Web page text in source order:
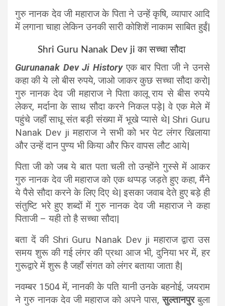
गुरु नानक देव जी महाराज के पिता ने उन्हें कृषि, व्यापार आदि
में लगाना चाहा लेकिन उनकी सारी कोशिशें नाकाम साबित हुईं|
Shri Guru Nanak Dev ji का सच्चा सौदा
Gurunanak Dev Ji Historyएक बार पिता जी ने उनसे
कहा की ये लो बीस रुपये, जाओ जाकर कुछ सच्चा सौदा करो|
गुरु नानक देव जी महाराज ने पिता कालू राय से बीस रुपये
लेकर, मर्दाना के साथ सौदा करने निकल पड़े| वे एक मेले में
पहुंचे जहाँ साधू संत बड़ी संख्या में भूखे प्यासे थे| Shri Guru
Nanak Dev ji महाराज ने सभी को भर पेट लंगर खिलाया
और उन्हें दान पुण्य भी किया और फिर वापस लौट आये|
पिता जी को जब ये बात पता चली तो उन्होंने गुस्से में आकर
गुरु नानक देव जी महाराज को एक थप्पड़ जड़ते हुए कहा, मैंने
ये पैसे सौदा करने के लिए दिए थे| इसका जवाब देते हुए बड़े ही
संतुष्टि भरे हुए शब्दों में गुरु नानक देव जी महाराज ने कहा
पिताजी – यही तो है सच्चा सौदा|
बता दें की Shri Guru Nanak Dev ji महाराज द्वारा उस
समय शुरू की गई लंगर की प्रथा आज भी, दुनिया भर में, हर
गुरूद्वारे में शुरू है जहाँ संगत को लंगर बताया जाता है|
नवम्बर 1504 में, नानकी के पति यानी उनके बहनोई, जयराम
ने गुरु नानक देव जी महाराज को अपने पास,सुल्तानपुरबुला